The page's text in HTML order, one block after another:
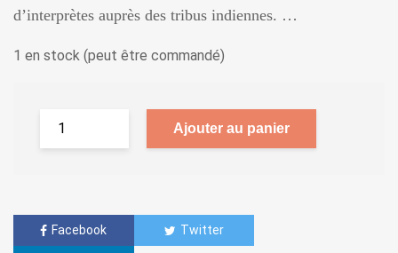
d’interprètes auprès des tribus indiennes. …
1 en stock (peut être commandé)
Ajouter au panier
Facebook Twitter